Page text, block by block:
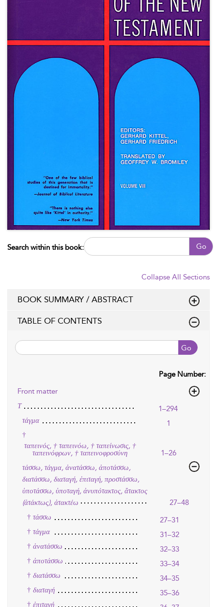
Search within this book: Go
Collapse All Sections
BOOK SUMMARY / ABSTRACT
TABLE OF CONTENTS
Go
Page Number:
Front matter
Τ
1–294
τάγμα
1
†
ταπεινός, † ταπεινόω, † ταπείνωσις, †
ταπεινόφρων, † ταπεινοφροσύνη
1–26
τάσσω, τάγμα, ἀνατάσσω, ἀποτάσσω,
διατάσσω, διαταγή, ἐπιταγή, προστάσσω,
ὑποτάσσω, ὑποταγή, ἀνυπότακτος, ἄτακτος
(ἀτάκτως), ἀτακτέω
27–48
† τάσσω
27–31
† τάγμα
31–32
† ἀνατάσσω
32–33
† ἀποτάσσω
33–34
† διατάσσω
34–35
† διαταγή
35–36
† ἐπιταγή